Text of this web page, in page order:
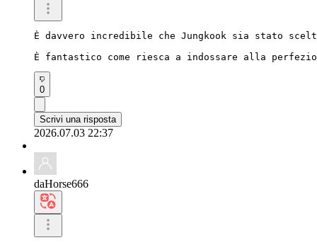
È davvero incredibile che Jungkook sia stato
È fantastico come riesca a indossare alla
0
Scrivi una risposta
2026.07.03 22:37
daHorse666